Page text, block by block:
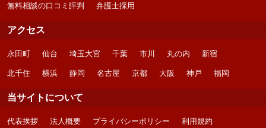
無料相談の口コミ評判 弁護士採用
アクセス
永田町 仙台 埼玉大宮 千葉 市川 丸の内 新宿
北千住 横浜 静岡 名古屋 京都 大阪 神戸 福岡
当サイトについて
代表挨拶 法人概要 プライバシーポリシー 利用規約